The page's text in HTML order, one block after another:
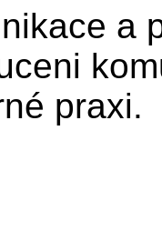
a
praxi.